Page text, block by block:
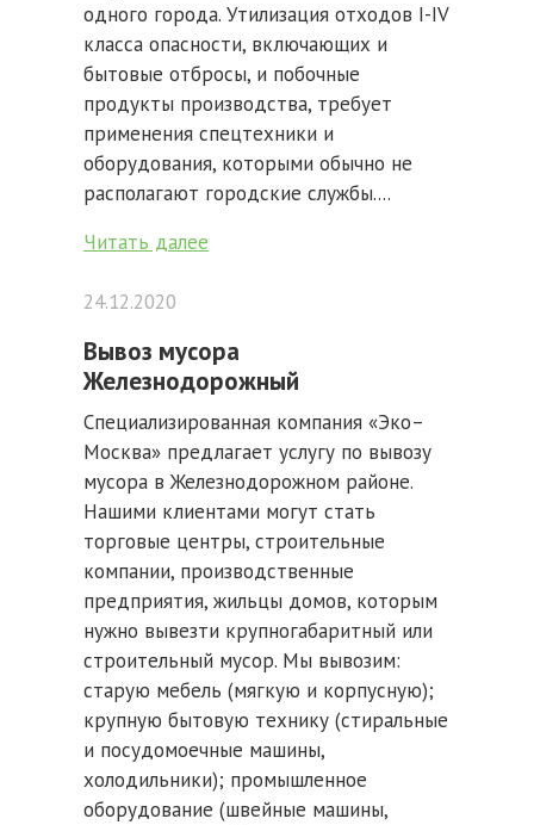
одного города. Утилизация отходов I-IV
класса опасности, включающих и
бытовые отбросы, и побочные
продукты производства, требует
применения спецтехники и
оборудования, которыми обычно не
располагают городские службы....
Читать далее
24.12.2020
Вывоз мусора
Железнодорожный
Специализированная компания «Эко–
Москва» предлагает услугу по вывозу
мусора в Железнодорожном районе.
Нашими клиентами могут стать
торговые центры, строительные
компании, производственные
предприятия, жильцы домов, которым
нужно вывезти крупногабаритный или
строительный мусор. Мы вывозим:
старую мебель (мягкую и корпусную);
крупную бытовую технику (стиральные
и посудомоечные машины,
холодильники); промышленное
оборудование (швейные машины,